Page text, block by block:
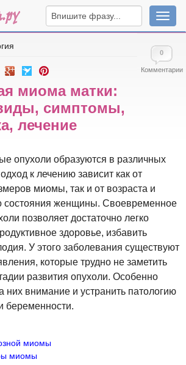
0
Комментарии
миома матки:
симптомы,
лечение
опухоли образуются в различных
к лечению зависит как от
миомы, так и от возраста и
состояния женщины. Своевременное
позволяет достаточно легко
здоровье, избавить
У этого заболевания существуют
которые трудно не заметить
развития опухоли. Особенно
них внимание и устранить патологию
беременности.
миомы
миомы